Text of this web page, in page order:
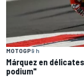
MOTOGP9 h
Márquez en
podium"